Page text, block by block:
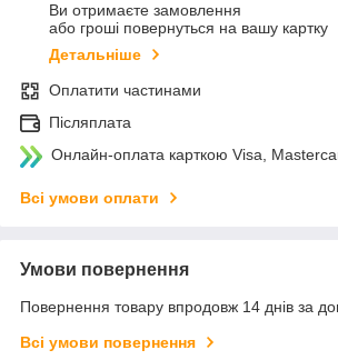
Ви отримаєте замовлення
або гроші повернуться на вашу картку
Детальніше
Оплатити частинами
Післяплата
Онлайн-оплата карткою Visa,
Всі умови оплати
Умови повернення
Повернення товару впродовж 14 днів за
Всі умови повернення